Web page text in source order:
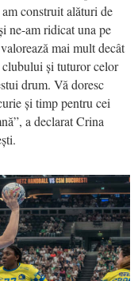
construit alături de
ne-am ridicat una pe
mai mult decât
și tuturor celor
drum. Vă doresc
și timp pentru cei
a declarat Crina